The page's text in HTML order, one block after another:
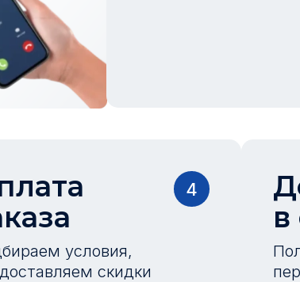
условия,
скидки
4
в